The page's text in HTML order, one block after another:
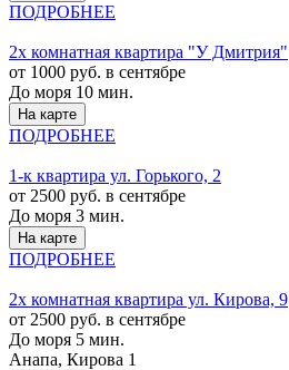
ПОДРОБНЕЕ
2х комнатная квартира "У Дмитрия"
от 1000 руб. в сентябре
До моря 10 мин.
На карте
ПОДРОБНЕЕ
1-к квартира ул. Горького, 2
от 2500 руб. в сентябре
До моря 3 мин.
На карте
ПОДРОБНЕЕ
2х комнатная квартира ул. Кирова, 9
от 2500 руб. в сентябре
До моря 5 мин.
Анапа, Кирова 1